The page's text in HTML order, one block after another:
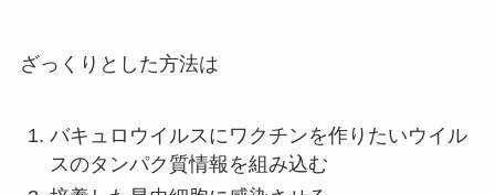
ざっくりとした方法は
バキュロウイルスにワクチンを作りたいウイル
スのタンパク質情報を組み込む